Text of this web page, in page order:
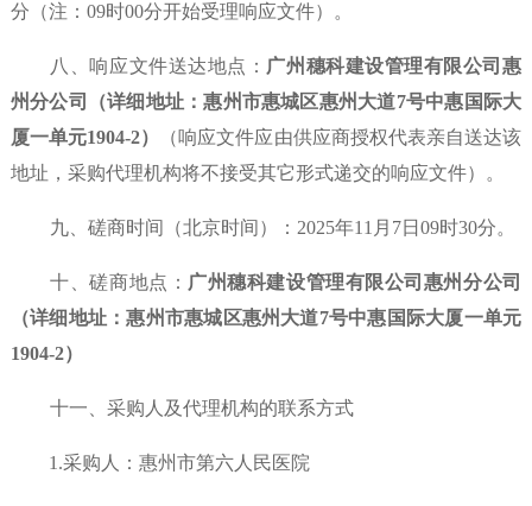
分（注： 09时00分开始受理响应文件）。
八、响应文件送达地点： 广州穗科建设管理有限公司惠
州分公司（详细地址：惠州市惠城区惠州大道7号中惠国际大
厦一单元1904-2）
（响应文件应由供应商授权代表亲自送达该
地址，采购代理机构将不接受其它形式递交的响应文件）。
九、磋商时间（北京时间）： 2025年11月7日09时30分。
十、磋商地点： 广州穗科建设管理有限公司惠州分公司
（详细地址：惠州市惠城区惠州大道7号中惠国际大厦一单元
1904-2）
十一、采购人及代理机构的联系方式
1.采购人： 惠州市第六人民医院